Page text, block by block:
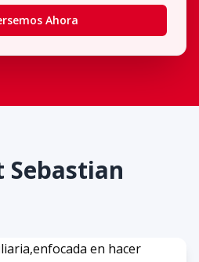
Ahora
Sebastian
en hacer